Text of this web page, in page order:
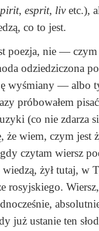
, esprit, livetc.),
co to jest.
poezja, nie —
odziedziczona
wyśmiany — albo
próbowałem
(co nie zdarza
wiem, czym jest
czytam wiersz
żył tutaj, w
już ustanie ten